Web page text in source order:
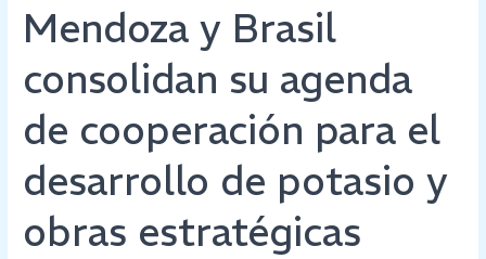
Mendoza y Brasil
consolidan su agenda
de cooperación para el
desarrollo de potasio y
obras estratégicas
potasio
estratégicas